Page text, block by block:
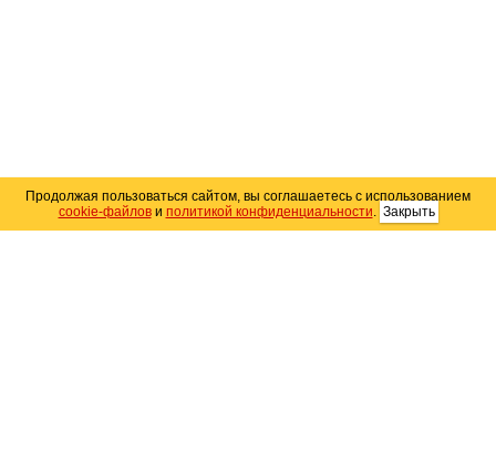
Продолжая пользоваться сайтом, вы соглашаетесь с использованием
cookie-файлови политикой конфиденциальности. Закрыть